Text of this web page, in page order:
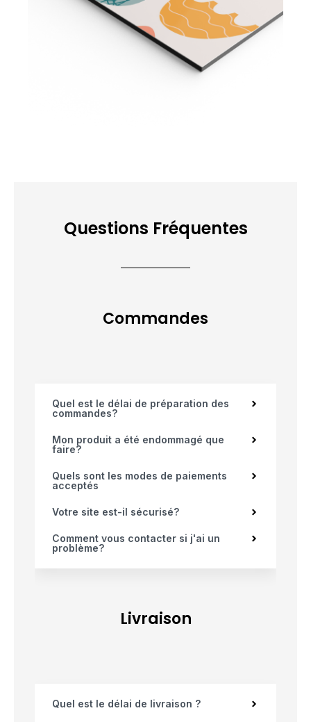
Questions Fréquentes
Commandes
Quel est le délai de préparation des
commandes?
Mon produit a été endommagé que
faire?
Quels sont les modes de paiements
acceptés
Votre site est-il sécurisé?
Comment vous contacter si j'ai un
problème?
Livraison
Quel est le délai de livraison ?